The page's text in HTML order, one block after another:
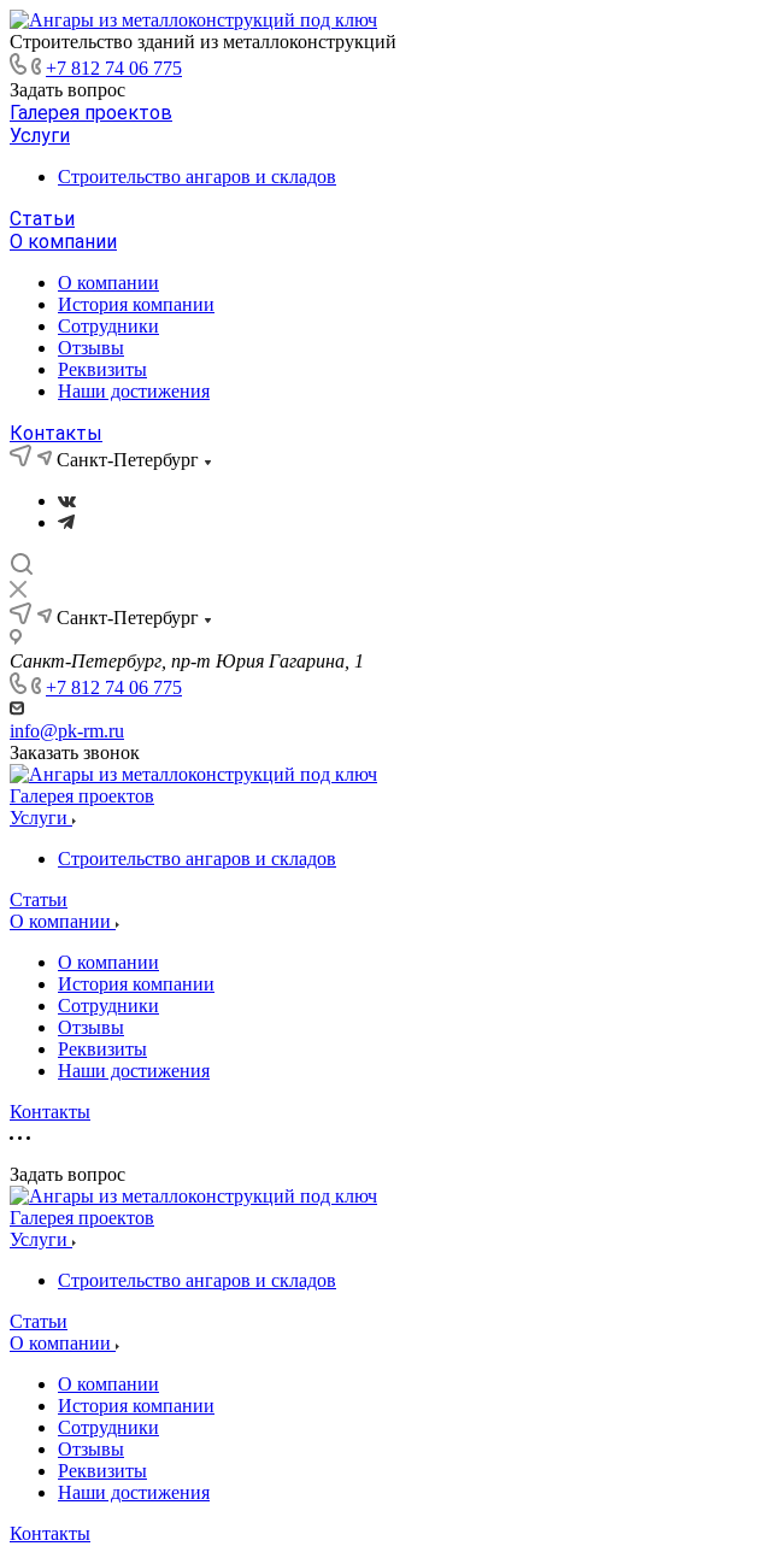
Строительство зданий из металлоконструкций
+7 812 74 06 775
Задать вопрос
Галерея проектов
Услуги
Строительство ангаров и складов
Статьи
О компании
О компании
История компании
Сотрудники
Отзывы
Реквизиты
Наши достижения
Контакты
Санкт-Петербург
Санкт-Петербург
Санкт-Петербург, пр-т Юрия Гагарина, 1
+7 812 74 06 775
info@pk-rm.ru
Заказать звонок
Галерея проектов
Услуги
Строительство ангаров и складов
Статьи
О компании
О компании
История компании
Сотрудники
Отзывы
Реквизиты
Наши достижения
Контакты
Задать вопрос
Галерея проектов
Услуги
Строительство ангаров и складов
Статьи
О компании
О компании
История компании
Сотрудники
Отзывы
Реквизиты
Наши достижения
Контакты